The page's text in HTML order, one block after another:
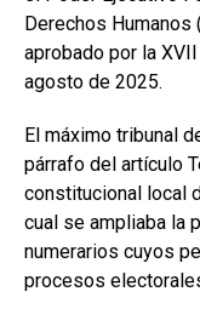
Derechos Humanos
aprobado por la
agosto de 2025.
El máximo tribunal
párrafo del artículo
constitucional local
cual se ampliaba la
numerarios cuyos
procesos